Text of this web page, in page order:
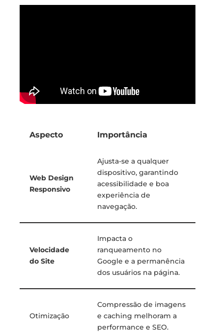
Aspecto Importância
Web Design
Responsivo
Ajusta-se a qualquer
dispositivo, garantindo
acessibilidade e boa
experiência de
navegação.
Velocidade
do Site
Impacta o
ranqueamento no
Google e a permanência
dos usuários na página.
Otimização
Compressão de imagens
e caching melhoram a
performance e SEO.